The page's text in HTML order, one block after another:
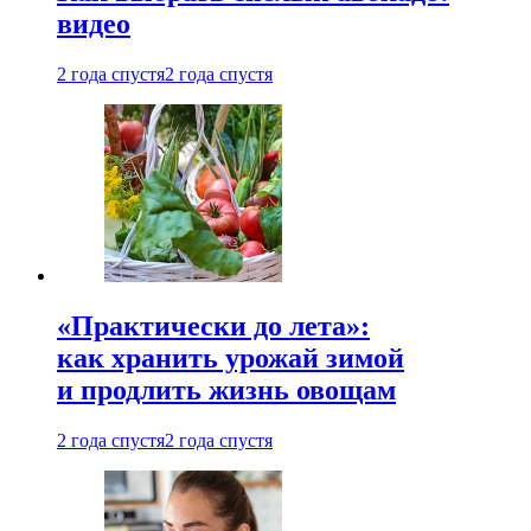
видео
2 года спустя2 года спустя
«Практически до лета»:
как хранить урожай зимой
и продлить жизнь овощам
2 года спустя2 года спустя